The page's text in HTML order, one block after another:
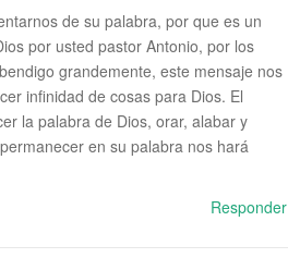
de su palabra, por que es un
por usted pastor Antonio, por los
grandemente, este mensaje nos
infinidad de cosas para Dios. El
la palabra de Dios, orar, alabar y
en su palabra nos hará
Responder